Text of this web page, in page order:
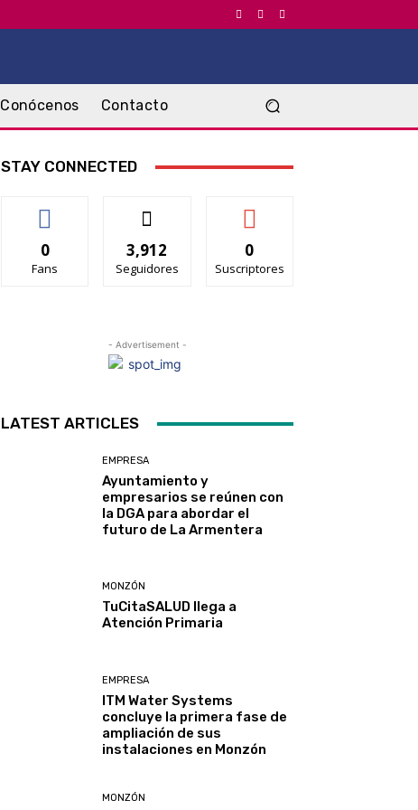
Conócenos Contacto
STAY CONNECTED
0
Fans
3,912
Seguidores
0
Suscriptores
- Advertisement -
LATEST ARTICLES
EMPRESA
Ayuntamiento y
empresarios se reúnen con
la DGA para abordar el
futuro de La Armentera
MONZÓN
TuCitaSALUD llega a
Atención Primaria
EMPRESA
ITM Water Systems
concluye la primera fase de
ampliación de sus
instalaciones en Monzón
MONZÓN